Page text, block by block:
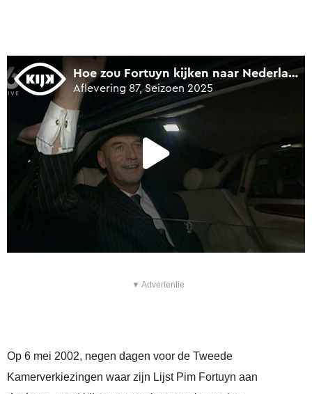
▼ Advertentie
Op 6 mei 2002, negen dagen voor de Tweede
Kamerverkiezingen waar zijn Lijst Pim Fortuyn aan